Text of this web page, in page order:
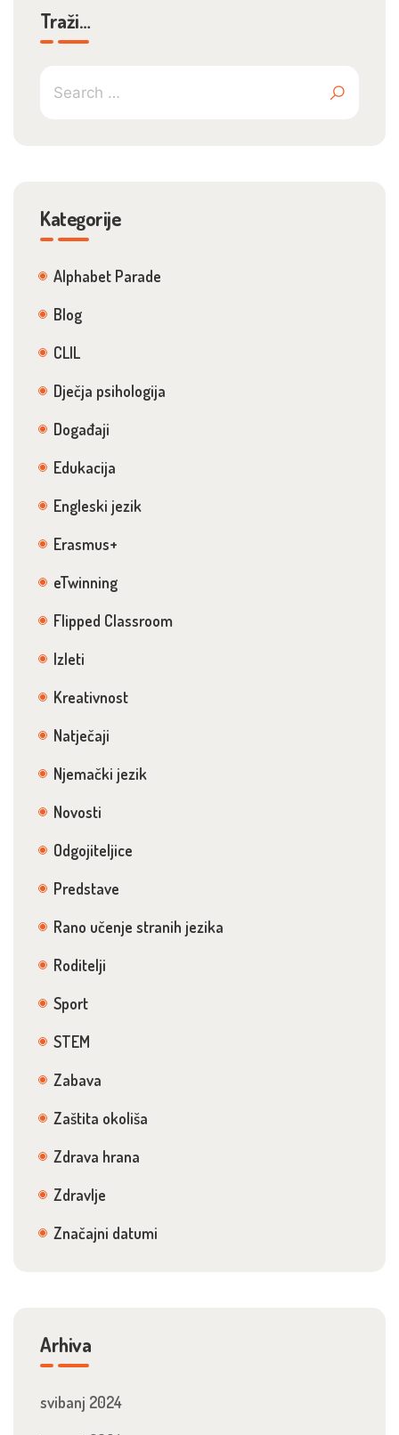
Traži…
Kategorije
Alphabet Parade
Blog
CLIL
Dječja psihologija
Događaji
Edukacija
Engleski jezik
Erasmus+
eTwinning
Flipped Classroom
Izleti
Kreativnost
Natječaji
Njemački jezik
Novosti
Odgojiteljice
Predstave
Rano učenje stranih jezika
Roditelji
Sport
STEM
Zabava
Zaštita okoliša
Zdrava hrana
Zdravlje
Značajni datumi
Arhiva
svibanj 2024